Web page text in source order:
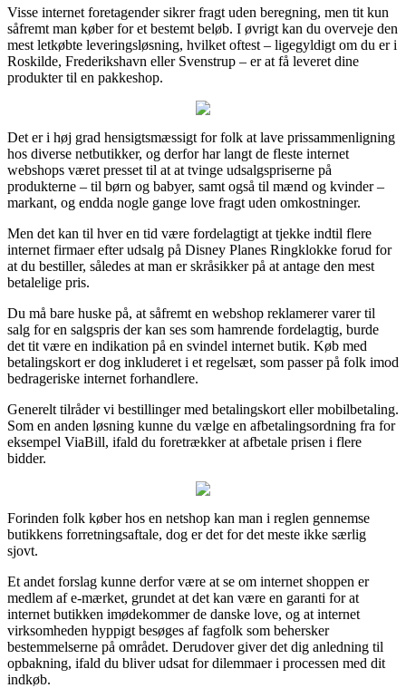
Visse internet foretagender sikrer fragt uden beregning, men tit kun
såfremt man køber for et bestemt beløb. I øvrigt kan du overveje den
mest letkøbte leveringsløsning, hvilket oftest – ligegyldigt om du er i
Roskilde, Frederikshavn eller Svenstrup – er at få leveret dine
produkter til en pakkeshop.
Det er i høj grad hensigtsmæssigt for folk at lave prissammenligning
hos diverse netbutikker, og derfor har langt de fleste internet
webshops været presset til at at tvinge udsalgspriserne på
produkterne – til børn og babyer, samt også til mænd og kvinder –
markant, og endda nogle gange love fragt uden omkostninger.
Men det kan til hver en tid være fordelagtigt at tjekke indtil flere
internet firmaer efter udsalg på Disney Planes Ringklokke forud for
at du bestiller, således at man er skråsikker på at antage den mest
betalelige pris.
Du må bare huske på, at såfremt en webshop reklamerer varer til
salg for en salgspris der kan ses som hamrende fordelagtig, burde
det tit være en indikation på en svindel internet butik. Køb med
betalingskort er dog inkluderet i et regelsæt, som passer på folk imod
bedrageriske internet forhandlere.
Generelt tilråder vi bestillinger med betalingskort eller mobilbetaling.
Som en anden løsning kunne du vælge en afbetalingsordning fra for
eksempel ViaBill, ifald du foretrækker at afbetale prisen i flere
bidder.
Forinden folk køber hos en netshop kan man i reglen gennemse
butikkens forretningsaftale, dog er det for det meste ikke særlig
sjovt.
Et andet forslag kunne derfor være at se om internet shoppen er
medlem af e-mærket, grundet at det kan være en garanti for at
internet butikken imødekommer de danske love, og at internet
virksomheden hyppigt besøges af fagfolk som behersker
bestemmelserne på området. Derudover giver det dig anledning til
opbakning, ifald du bliver udsat for dilemmaer i processen med dit
indkøb.